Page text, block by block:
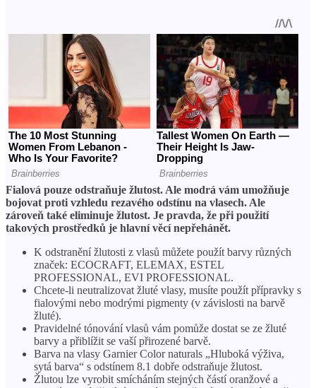
Fialová pouze odstraňuje žlutost. Ale modrá vám umožňuje
bojovat proti vzhledu rezavého odstínu na vlasech. Ale
zároveň také eliminuje žlutost. Je pravda, že při použití
takových prostředků je hlavní věcí nepřehánět.
K odstranění žlutosti z vlasů můžete použít barvy různých
značek: ECOCRAFT, ELEMAX, ESTEL
PROFESSIONAL, EVI PROFESSIONAL.
Chcete-li neutralizovat žluté vlasy, musíte použít přípravky s
fialovými nebo modrými pigmenty (v závislosti na barvě
žluté).
Pravidelné tónování vlasů vám pomůže dostat se ze žluté
barvy a přiblížit se vaší přirozené barvě.
Barva na vlasy Garnier Color naturals „Hluboká výživa,
sytá barva“ s odstínem 8.1 dobře odstraňuje žlutost.
Žlutou lze vyrobit smícháním stejných částí oranžové a